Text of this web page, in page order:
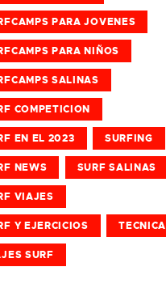
PARA JOVENES
PARA NIÑOS
SALINAS
COMPETICION
EN EL 2023 SURFING
NEWS SURF SALINAS
VIAJES
Y EJERCICIOS TECNICA
SURF